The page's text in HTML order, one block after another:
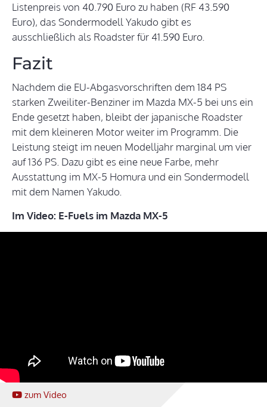
Listenpreis von 40.790 Euro zu haben (RF 43.590
Euro), das Sondermodell Yakudo gibt es
ausschließlich als Roadster für 41.590 Euro.
Fazit
Nachdem die EU-Abgasvorschriften dem 184 PS
starken Zweiliter-Benziner im Mazda MX-5 bei uns ein
Ende gesetzt haben, bleibt der japanische Roadster
mit dem kleineren Motor weiter im Programm. Die
Leistung steigt im neuen Modelljahr marginal um vier
auf 136 PS. Dazu gibt es eine neue Farbe, mehr
Ausstattung im MX-5 Homura und ein Sondermodell
mit dem Namen Yakudo.
Im Video: E-Fuels im Mazda MX-5
zum Video